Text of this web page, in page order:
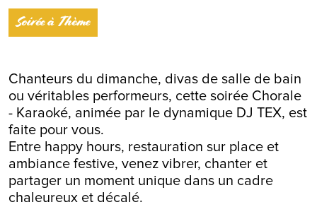
Soirée à Thème
Chanteurs du dimanche, divas de salle de bain
ou véritables performeurs, cette soirée Chorale
- Karaoké, animée par le dynamique DJ TEX, est
faite pour vous.
Entre happy hours, restauration sur place et
ambiance festive, venez vibrer, chanter et
partager un moment unique dans un cadre
chaleureux et décalé.